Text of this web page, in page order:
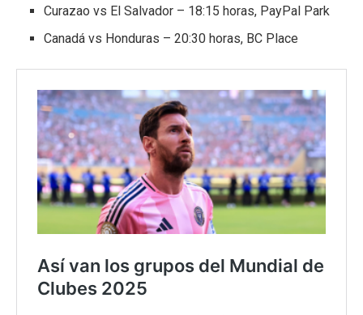
Curazao vs El Salvador – 18:15 horas, PayPal Park
Canadá vs Honduras – 20:30 horas, BC Place